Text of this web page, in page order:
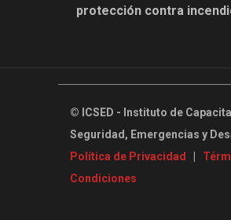
protección contra
© ICSED - Instituto de
Seguridad, Emergencias y
Política de Privacidad
Condiciones